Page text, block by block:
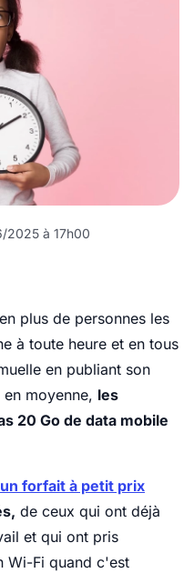
2025 à 17h00
plus de personnes les
à toute heure et en tous
en publiant son
moyenne, les
20 Go de data mobile
un forfait à petit prix
de ceux qui ont déjà
et qui ont pris
Wi-Fi quand c'est